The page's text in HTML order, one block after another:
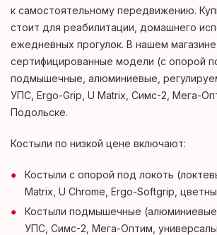
к самостоятельному передвижению.
стоит для реабилитации, домашнего
ежедневных прогулок. В нашем
сертифицированные модели (с опорой
подмышечные, алюминиевые,
УПС, Ergo-Grip, U Matrix, Симс-2, Мега-
Подольске.
Костыли по низкой цене включают:
Костыли с опорой под локоть
Matrix, U Chrome, Ergo-Softgrip,
Костыли подмышечные
УПС, Симс-2, Мега-Оптим,